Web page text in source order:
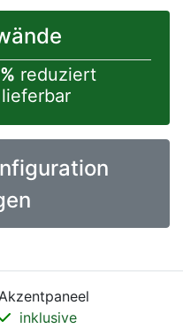
reduziert
inklusive